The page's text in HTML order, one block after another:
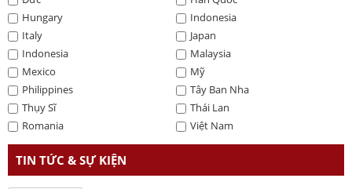
Hungary
Indonesia
Italy
Japan
Indonesia
Malaysia
Mexico
Mỹ
Philippines
Tây Ban Nha
Thụy Sĩ
Thái Lan
Romania
Việt Nam
TIN TỨC & SỰ KIỆN